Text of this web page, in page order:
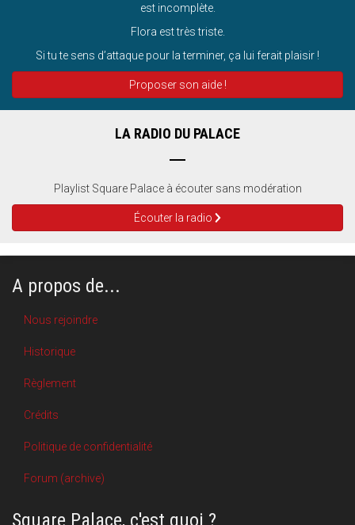
est incomplète.
Flora est très triste.
Si tu te sens d’attaque pour la terminer, ça lui ferait plaisir !
Proposer son aide !
LA RADIO DU PALACE
Playlist Square Palace à écouter sans modération
Écouter la radio
A propos de...
Nous rejoindre
Historique
Règlement
Crédits
Politique de confidentialité
Forum (archive)
Square Palace, c'est quoi ?